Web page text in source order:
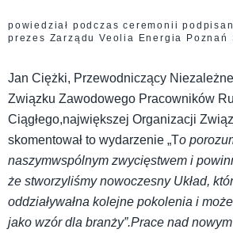
powiedział podczas ceremonii
prezes Zarządu Veolia Energia Poznań
Jan Ciężki, Przewodniczący
Związku Zawodowego Pracowników
Ciągłego,największej Organizacji
skomentował to wydarzenie „To
naszymwspólnym zwycięstwem i
że stworzyliśmy nowoczesny Układ,
oddziaływałna kolejne pokolenia i
jako wzór dla branży”.Prace nad